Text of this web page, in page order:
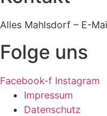
Alles Mahlsdorf – E-
Folge uns
Facebook-f Instagram
Impressum
Datenschutz